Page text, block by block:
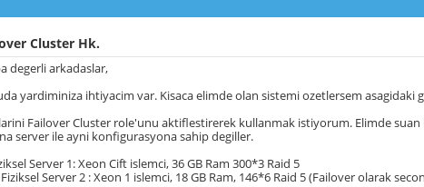
Cluster Hk.
degerli arkadaslar,
yardiminiza ihtiyacim var. Kisaca elimde olan sistemi ozetlersem asagidaki
Failover Cluster role'unu aktiflestirerek kullanmak istiyorum. Elimde
server ile ayni konfigurasyona sahip degiller.
Server 1: Xeon Cift islemci, 36 GB Ram 300*3 Raid 5
Server 2 : Xeon 1 islemci, 18 GB Ram, 146*6 Raid 5 (Failover olarak